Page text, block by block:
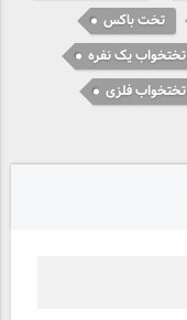
تخت باکس
تختخواب یک نفره
تختخواب فلزی